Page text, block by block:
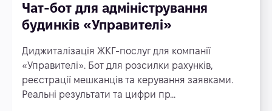
Чат-бот для адміністрування
будинків «Управителі»
Диджиталізація ЖКГ-послуг для компанії
«Управителі». Бот для розсилки рахунків,
реєстрації мешканців та керування заявками.
Реальні результати та цифри пр...